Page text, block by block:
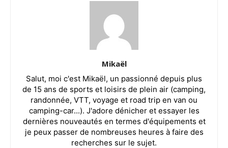
Mikaël
Salut, moi c'est Mikaël, un passionné depuis plus
de 15 ans de sports et loisirs de plein air (camping,
randonnée, VTT, voyage et road trip en van ou
camping-car...). J'adore dénicher et essayer les
dernières nouveautés en termes d'équipements et
je peux passer de nombreuses heures à faire des
recherches sur le sujet.